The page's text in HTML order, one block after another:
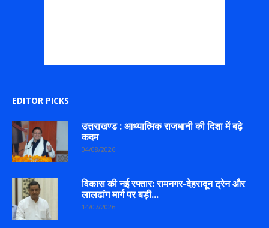
EDITOR PICKS
उत्तराखण्ड : आध्यात्मिक राजधानी की दिशा में बढ़े
कदम
04/08/2026
विकास की नई रफ्तार: रामनगर-देहरादून ट्रेन और
लालढांग मार्ग पर बड़ी...
14/07/2026